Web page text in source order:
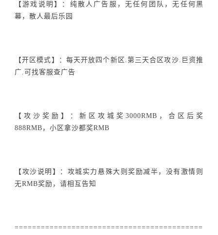
【游戏说明】：纯散人广告服，无任何团队，无任何黑
幕，散人最后乐园
【开区模式】：每天开放四个新区.第三天合区攻沙.巨资推
广.可找客服查广告
【攻沙奖励】：新区攻城奖3000RMB，合区后奖
888RMB，小区拿沙都奖RMB
【攻沙说明】：攻城实力悬殊大则奖励减半，没有激情则
无RMB奖励，请相互告知
===========================================